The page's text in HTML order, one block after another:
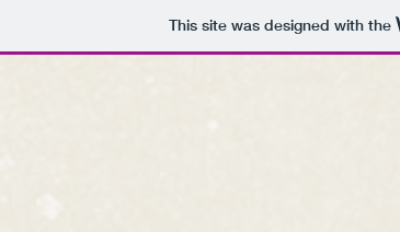
This site was designed with the